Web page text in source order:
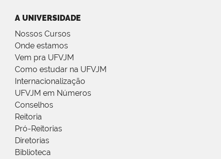
A UNIVERSIDADE
Nossos Cursos
Onde estamos
Vem pra UFVJM
Como estudar na UFVJM
Internacionalização
UFVJM em Números
Conselhos
Reitoria
Pró-Reitorias
Diretorias
Biblioteca